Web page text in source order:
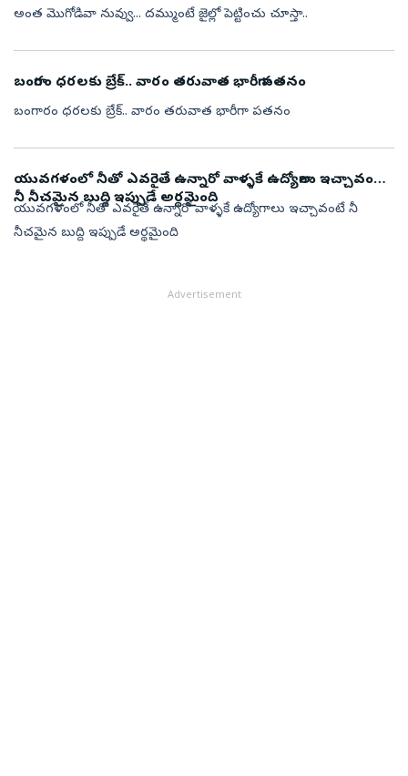
అంత మొగోడివా నువ్వు... దమ్ముంటే జైల్లో పెట్టించు చూస్తా..
బంగారం ధరలకు బ్రేక్.. వారం తరువాత భారీగా పతనం
బంగారం ధరలకు బ్రేక్.. వారం తరువాత భారీగా పతనం
యువగళంలో నీతో ఎవరైతే ఉన్నారో వాళ్ళకే ఉద్యోగాలు ఇచ్చావంటే
నీ నీచమైన బుద్ది ఇప్పుడే అర్థమైంది
యువగళంలో నీతో ఎవరైతే ఉన్నారో వాళ్ళకే ఉద్యోగాలు ఇచ్చావంటే నీ
నీచమైన బుద్ది ఇప్పుడే అర్థమైంది
Advertisement